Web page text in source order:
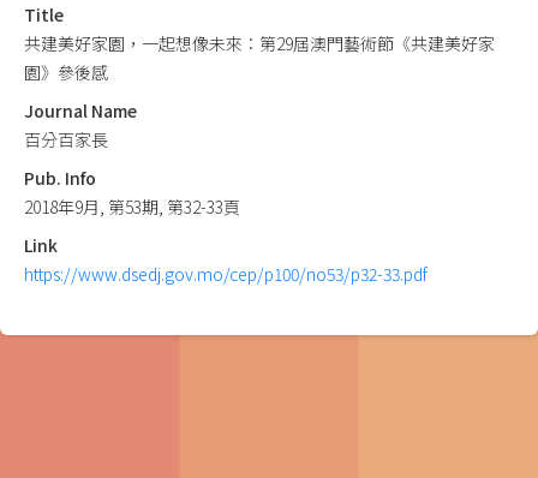
Title
共建美好家園，一起想像未來：第29屆澳門藝術節《共建美好家
園》參後感
Journal Name
百分百家長
Pub. Info
2018年9月, 第53期, 第32-33頁
Link
https://www.dsedj.gov.mo/cep/p100/no53/p32-33.pdf